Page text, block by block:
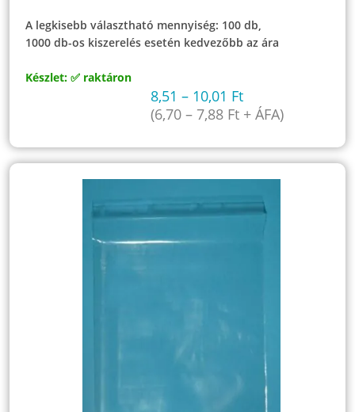
A legkisebb választható mennyiség: 100 db,
1000 db-os kiszerelés esetén kedvezőbb az ára
Készlet: ✅ raktáron
8,51 – 10,01 Ft
(6,70 – 7,88 Ft+ ÁFA)